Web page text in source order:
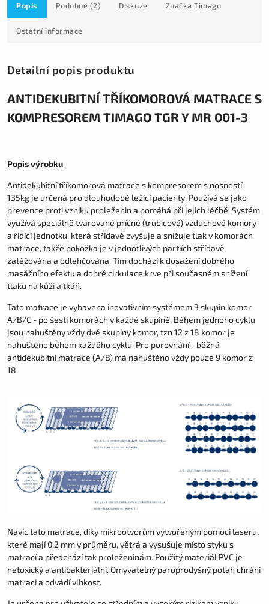
Popis Podobné (2) Diskuze Značka Timago
Ostatní informace
Detailní popis produktu
ANTIDEKUBITNÍ TŘÍKOMOROVÁ MATRACE S
KOMPRESOREM TIMAGO TGR Y MR 001-3
Popis výrobku
Antidekubitní tříkomorová matrace s kompresorem s nosností
135kg je určená pro dlouhodobě ležící pacienty. Používá se jako
prevence proti vzniku proleženin a pomáhá při jejich léčbě. Systém
využívá speciálně tvarované příčné (trubicové) vzduchové komory
a řídící jednotku, která střídavě zvyšuje a snižuje tlak v komorách
matrace, takže pokožka je v jednotlivých partiích střídavě
zatěžována a odlehčována. Tím dochází k dosažení dobrého
masážního efektu a dobré cirkulace krve při současném snížení
tlaku na kůži a tkáň.
Tato matrace je vybavena inovativním systémem 3 skupin komor
A/B/C - po šesti komorách v každé skupině. Během jednoho cyklu
jsou nahuštěny vždy dvě skupiny komor, tzn 12 z 18 komor je
nahuštěno během každého cyklu. Pro porovnání - běžná
antidekubitní matrace (A/B) má nahuštěno vždy pouze 9 komor z
18.
Navíc tato matrace, díky mikrootvorům vytvořeným pomocí laseru,
které mají 0,2 mm v průměru, větrá a vysušuje místo styku s
matrací a předchází tak proleženinám. Použitý materiál PVC je
netoxický a antibakteriální. Omyvatelný paroprodyšný potah chrání
matraci a odvádí vlhkost.